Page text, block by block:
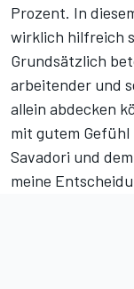
Prozent. In
wirklich hilfreich
Grundsätzlich
arbeitender und
allein abdecken
mit gutem Gefühl
Savadori und
meine